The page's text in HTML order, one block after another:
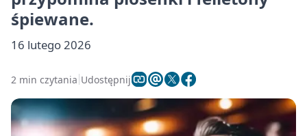
śpiewane.
16 lutego 2026
2 min czytania Udostępnij